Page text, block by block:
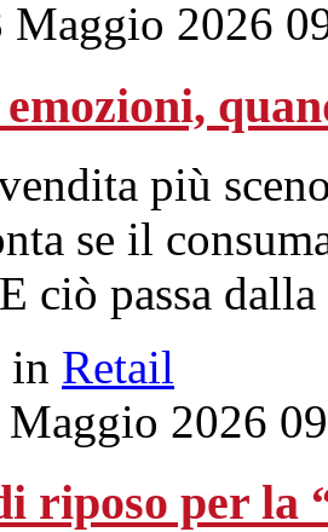
Maggio 2026
emozioni,
più
se il
ciò passa
in Retail
Maggio 2026
riposo per la